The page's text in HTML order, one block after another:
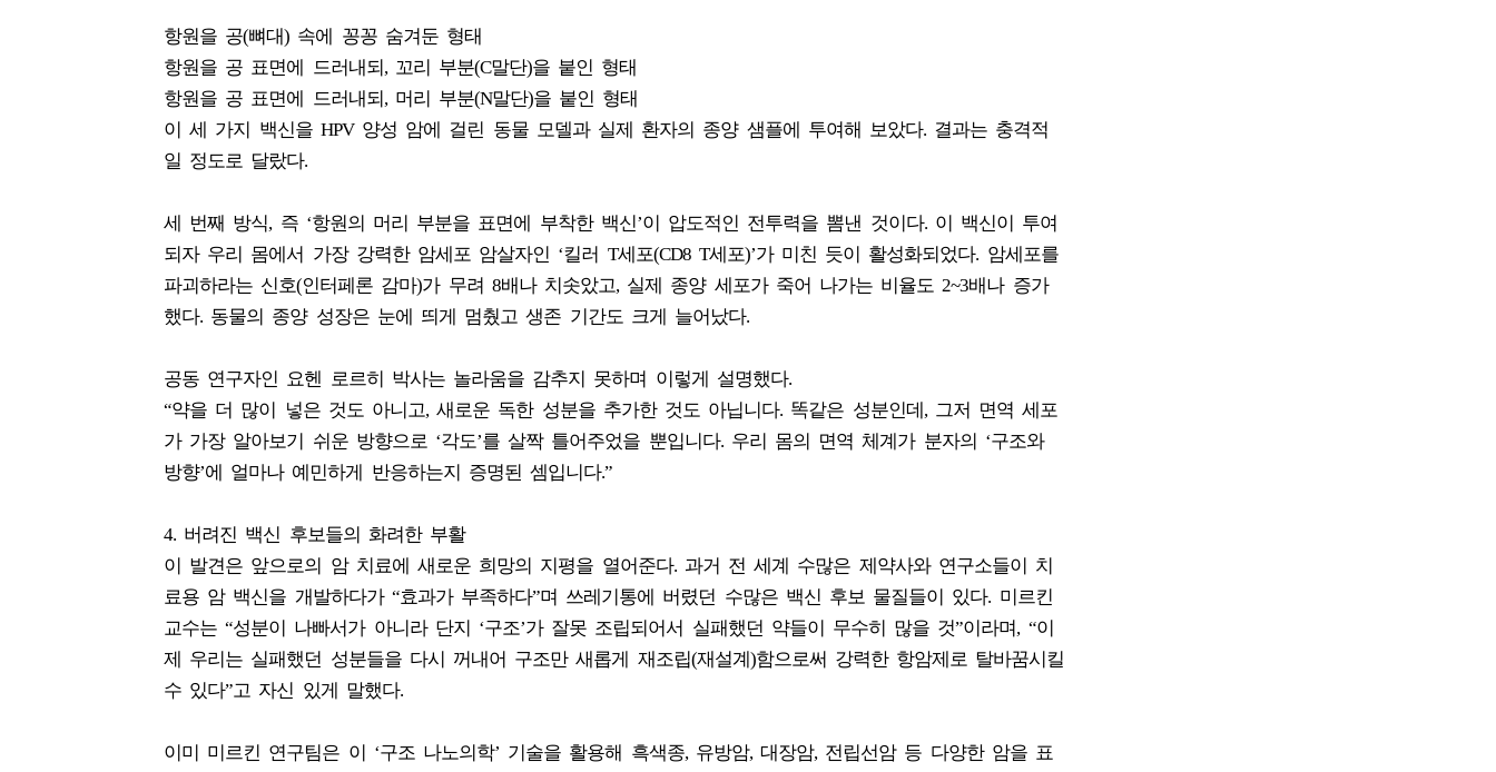
항원을 공(뼈대) 속에 꽁꽁 숨겨둔 형태
항원을 공 표면에 드러내되, 꼬리 부분(C말단)을 붙인 형태
항원을 공 표면에 드러내되, 머리 부분(N말단)을 붙인 형태
이 세 가지 백신을 HPV 양성 암에 걸린 동물 모델과 실제 환자의 종양 샘플에 투여해 보았다. 결과는 충격적
일 정도로 달랐다.
세 번째 방식, 즉 ‘항원의 머리 부분을 표면에 부착한 백신’이 압도적인 전투력을 뽐낸 것이다. 이 백신이 투여
되자 우리 몸에서 가장 강력한 암세포 암살자인 ‘킬러 T세포(CD8 T세포)’가 미친 듯이 활성화되었다. 암세포를
파괴하라는 신호(인터페론 감마)가 무려 8배나 치솟았고, 실제 종양 세포가 죽어 나가는 비율도 2~3배나 증가
했다. 동물의 종양 성장은 눈에 띄게 멈췄고 생존 기간도 크게 늘어났다.
공동 연구자인 요헨 로르히 박사는 놀라움을 감추지 못하며 이렇게 설명했다.
“약을 더 많이 넣은 것도 아니고, 새로운 독한 성분을 추가한 것도 아닙니다. 똑같은 성분인데, 그저 면역 세포
가 가장 알아보기 쉬운 방향으로 ‘각도’를 살짝 틀어주었을 뿐입니다. 우리 몸의 면역 체계가 분자의 ‘구조와
방향’에 얼마나 예민하게 반응하는지 증명된 셈입니다.”
4. 버려진 백신 후보들의 화려한 부활
이 발견은 앞으로의 암 치료에 새로운 희망의 지평을 열어준다. 과거 전 세계 수많은 제약사와 연구소들이 치
료용 암 백신을 개발하다가 “효과가 부족하다”며 쓰레기통에 버렸던 수많은 백신 후보 물질들이 있다. 미르킨
교수는 “성분이 나빠서가 아니라 단지 ‘구조’가 잘못 조립되어서 실패했던 약들이 무수히 많을 것”이라며, “이
제 우리는 실패했던 성분들을 다시 꺼내어 구조만 새롭게 재조립(재설계)함으로써 강력한 항암제로 탈바꿈시킬
수 있다”고 자신 있게 말했다.
이미 미르킨 연구팀은 이 ‘구조 나노의학’ 기술을 활용해 흑색종, 유방암, 대장암, 전립선암 등 다양한 암을 표